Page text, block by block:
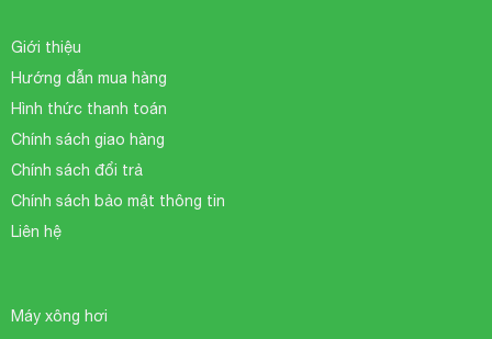
Giới thiệu
Hướng dẫn mua hàng
Hình thức thanh toán
Chính sách giao hàng
Chính sách đổi trả
Chính sách bảo mật thông tin
Liên hệ
Máy xông hơi